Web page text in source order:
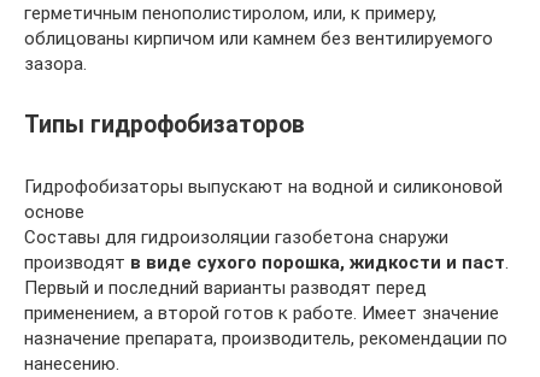
герметичным пенополистиролом, или, к примеру,
облицованы кирпичом или камнем без вентилируемого
зазора.
Типы гидрофобизаторов
Гидрофобизаторы выпускают на водной и силиконовой
основе
Составы для гидроизоляции газобетона снаружи
производят в виде сухого порошка, жидкости и паст
Первый и последний варианты разводят перед
применением, а второй готов к работе. Имеет значение
назначение препарата, производитель, рекомендации по
нанесению.